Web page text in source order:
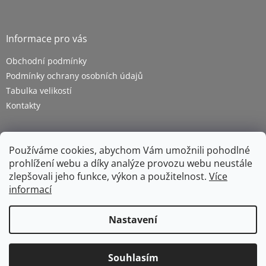
Používáme cookies, abychom Vám umožnili pohodlné
prohlížení webu a díky analýze provozu webu neustále
zlepšovali jeho funkce, výkon a použitelnost. Více
informací
Nastavení
Souhlasím
Informace pro vás
Obchodní podmínky
Podmínky ochrany osobních údajů
Tabulka velikostí
Kontakty
Copyright 2026ZETRA - pracovní oděvy s.r.o.. Všechna
práva vyhrazena.Upravit nastavení cookies